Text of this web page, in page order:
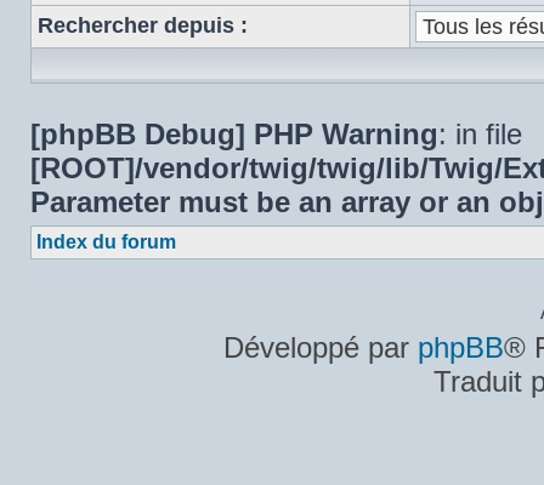
Rechercher depuis :
[phpBB Debug] PHP Warning: in file
[ROOT]/vendor/twig/twig/lib/Twig/
Parameter must be an array or an
Index du forum
Développé par phpBB®
Traduit